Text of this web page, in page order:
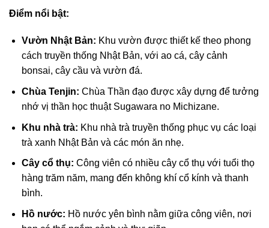
Điểm nổi bật:
Vườn Nhật Bản: Khu vườn được thiết kế theo phong
cách truyền thống Nhật Bản, với ao cá, cây cảnh
bonsai, cây cầu và vườn đá.
Chùa Tenjin: Chùa Thần đạo được xây dựng để tưởng
nhớ vị thần học thuật Sugawara no Michizane.
Khu nhà trà: Khu nhà trà truyền thống phục vụ các loại
trà xanh Nhật Bản và các món ăn nhẹ.
Cây cổ thụ: Công viên có nhiều cây cổ thụ với tuổi thọ
hàng trăm năm, mang đến không khí cổ kính và thanh
bình.
Hồ nước: Hồ nước yên bình nằm giữa công viên, nơi